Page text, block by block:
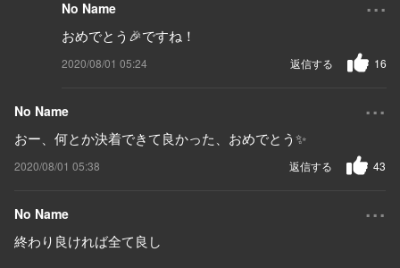
No Name
おめでとう🎉ですね！
2020/08/01 05:24 16
返信する
No Name ...
おー、何とか決着できて良かった、おめでとう✨
2020/08/01 05:38 43
返信する
No Name ...
終わり良ければ全て良し